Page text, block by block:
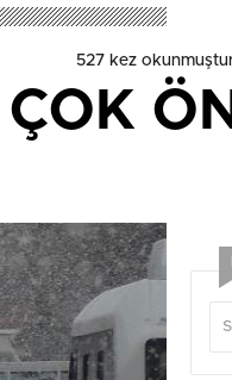
527 kez